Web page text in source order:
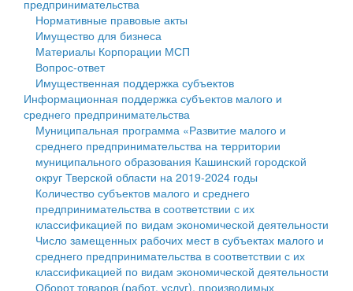
Государственные услуги
Промышленность и АПК
Экономика и бизнес
...
Символика
Устав
Гостям округа
Туризм
Культура
Образование
Здравоохранение
Социальная защита
Фотоальбом
муниципального округа Тверской области
Администрация Кашинского муниципального округа
Тверской области
Управление сельскими территориями
Открытые данные
Работа с обращениями граждан
Муниципальный контроль
Муниципальные услуги
Проекты административных регламентов
Финансовое управление
Бюджет для граждан
Имущество
Выявление правообладателей ранее учтенных
объектов недвижимости
Имущественная поддержка субъектов малого и
среднего предпринимательства
Информационная поддержка субъектов малого и
среднего предпринимательства
предпринимательства
Нормативные правовые акты
Имущество для бизнеса
Материалы Корпорации МСП
Вопрос-ответ
Имущественная поддержка субъектов
Информационная поддержка субъектов малого и
среднего предпринимательства
Муниципальная программа «Развитие малого и
среднего предпринимательства на территории
муниципального образования Кашинский городской
округ Тверской области на 2019-2024 годы
Количество субъектов малого и среднего
предпринимательства в соответствии с их
классификацией по видам экономической деятельности
Число замещенных рабочих мест в субъектах малого и
среднего предпринимательства в соответствии с их
классификацией по видам экономической деятельности
Оборот товаров (работ, услуг), производимых